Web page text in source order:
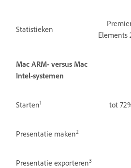
Statistieken
Elements
Mac ARM- versus Mac
Intel-systemen
Starten1 tot
Presentatie maken2
Presentatie exporteren3